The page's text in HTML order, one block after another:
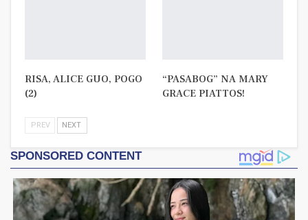
RISA, ALICE GUO, POGO
(2)
“PASABOG” NA MARY
GRACE PIATTOS!
PREV NEXT